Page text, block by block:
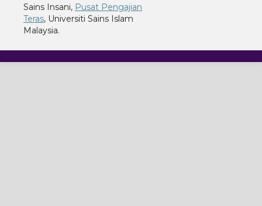
Sains Insani, Pusat Pengajian
Teras, Universiti Sains Islam
Malaysia.